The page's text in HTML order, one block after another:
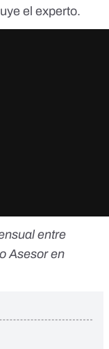
el experto.
entre
Asesor en